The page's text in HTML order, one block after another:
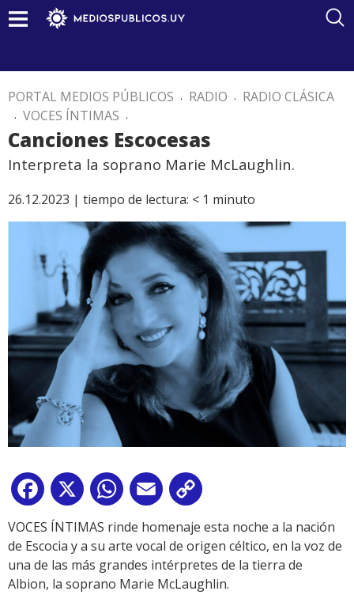
PORTAL MEDIOS PÚBLICOS . RADIO . RADIO CLÁSICA
. VOCES ÍNTIMAS .
Canciones Escocesas
Interpreta la soprano Marie McLaughlin.
26.12.2023 | tiempo de lectura: < 1 minuto
Facebook
X WhatsApp
Email
Link
VOCES ÍNTIMAS rinde homenaje esta noche a la nación
de Escocia y a su arte vocal de origen céltico, en la voz de
una de las más grandes intérpretes de la tierra de
Albion, la soprano Marie McLaughlin.